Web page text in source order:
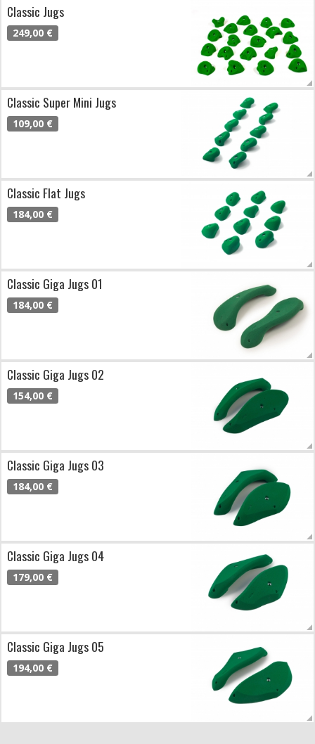
Classic Jugs
249,00 €
Classic Super Mini Jugs
109,00 €
Classic Flat Jugs
184,00 €
Classic Giga Jugs 01
184,00 €
Classic Giga Jugs 02
154,00 €
Classic Giga Jugs 03
184,00 €
Classic Giga Jugs 04
179,00 €
Classic Giga Jugs 05
194,00 €